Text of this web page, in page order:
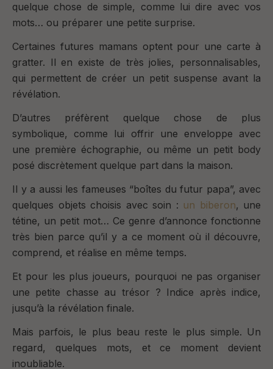
quelque chose de simple, comme lui dire avec vos
mots… ou préparer une petite surprise.
Certaines futures mamans optent pour une carte à
gratter. Il en existe de très jolies, personnalisables,
qui permettent de créer un petit suspense avant la
révélation.
D’autres préfèrent quelque chose de plus
symbolique, comme lui offrir une enveloppe avec
une première échographie, ou même un petit body
posé discrètement quelque part dans la maison.
Il y a aussi les fameuses “boîtes du futur papa”, avec
quelques objets choisis avec soin : un biberon, une
tétine, un petit mot… Ce genre d’annonce fonctionne
très bien parce qu’il y a ce moment où il découvre,
comprend, et réalise en même temps.
Et pour les plus joueurs, pourquoi ne pas organiser
une petite chasse au trésor ? Indice après indice,
jusqu’à la révélation finale.
Mais parfois, le plus beau reste le plus simple. Un
regard, quelques mots, et ce moment devient
inoubliable.